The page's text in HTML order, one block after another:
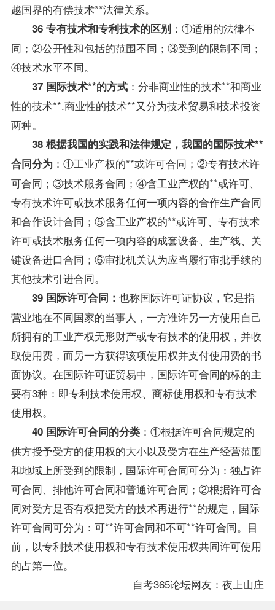
越国界的有偿技术**法律关系。
36 专有技术和专利技术的区别：①适用的法律不
同；②公开性和包括的范围不同；③受到的限制不同；
④技术水平不同。
37 国际技术**的方式：分非商业性的技术**和商业
性的技术**.商业性的技术**又分为技术贸易和技术投资
两种。
38 根据我国的实践和法律规定，我国的国际技术**
合同分为 ：①工业产权的**或许可合同；②专有技术许
可合同；③技术服务合同；④含工业产权的**或许可、
专有技术许可或技术服务任何一项内容的合作生产合同
和合作设计合同；⑤含工业产权的**或许可、专有技术
许可或技术服务任何一项内容的成套设备、生产线、关
键设备进口合同；⑥审批机关认为应当履行审批手续的
其他技术引进合同。
39 国际许可合同： 也称国际许可证协议，它是指
营业地在不同国家的当事人，一方准许另一方使用自己
所拥有的工业产权无形财产或专有技术的使用权，并收
取使用费，而另一方获得该项使用权并支付使用费的书
面协议。在国际许可证贸易中，国际许可合同的标的主
要有3种：即专利技术使用权、商标使用权和专有技术
使用权。
40 国际许可合同的分类：①根据许可合同规定的
供方授予受方的使用权的大小以及受方在生产经营范围
和地域上所受到的限制，国际许可合同可分为：独占许
可合同、排他许可合同和普通许可合同；②根据许可合
同对受方是否有权把受方的技术再进行**的规定，国际
许可合同可分为：可**许可合同和不可**许可合同。目
前，以专利技术使用权和专有技术使用权共同许可使用
的占第一位。
自考365论坛网友：夜上山庄